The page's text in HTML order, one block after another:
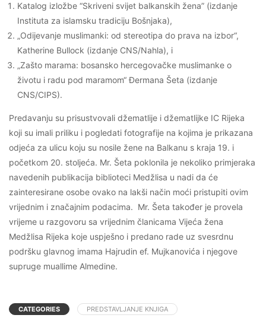
Katalog izložbe “Skriveni svijet balkanskih žena” (izdanje
Instituta za islamsku tradiciju Bošnjaka),
„Odijevanje muslimanki: od stereotipa do prava na izbor“,
Katherine Bullock (izdanje CNS/Nahla), i
„Zašto marama: bosansko hercegovačke muslimanke o
životu i radu pod maramom“ Đermana Šeta (izdanje
CNS/CIPS).
Predavanju su prisustvovali džematlije i džematlijke IC Rijeka
koji su imali priliku i pogledati fotografije na kojima je prikazana
odjeća za ulicu koju su nosile žene na Balkanu s kraja 19. i
početkom 20. stoljeća. Mr. Šeta poklonila je nekoliko primjeraka
navedenih publikacija biblioteci Medžlisa u nadi da će
zainteresirane osobe ovako na lakši način moći pristupiti ovim
vrijednim i značajnim podacima. Mr. Šeta također je provela
vrijeme u razgovoru sa vrijednim članicama Vijeća žena
Medžlisa Rijeka koje uspješno i predano rade uz svesrdnu
podršku glavnog imama Hajrudin ef. Mujkanovića i njegove
supruge muallime Almedine.
CATEGORIES PREDSTAVLJANJE KNJIGA